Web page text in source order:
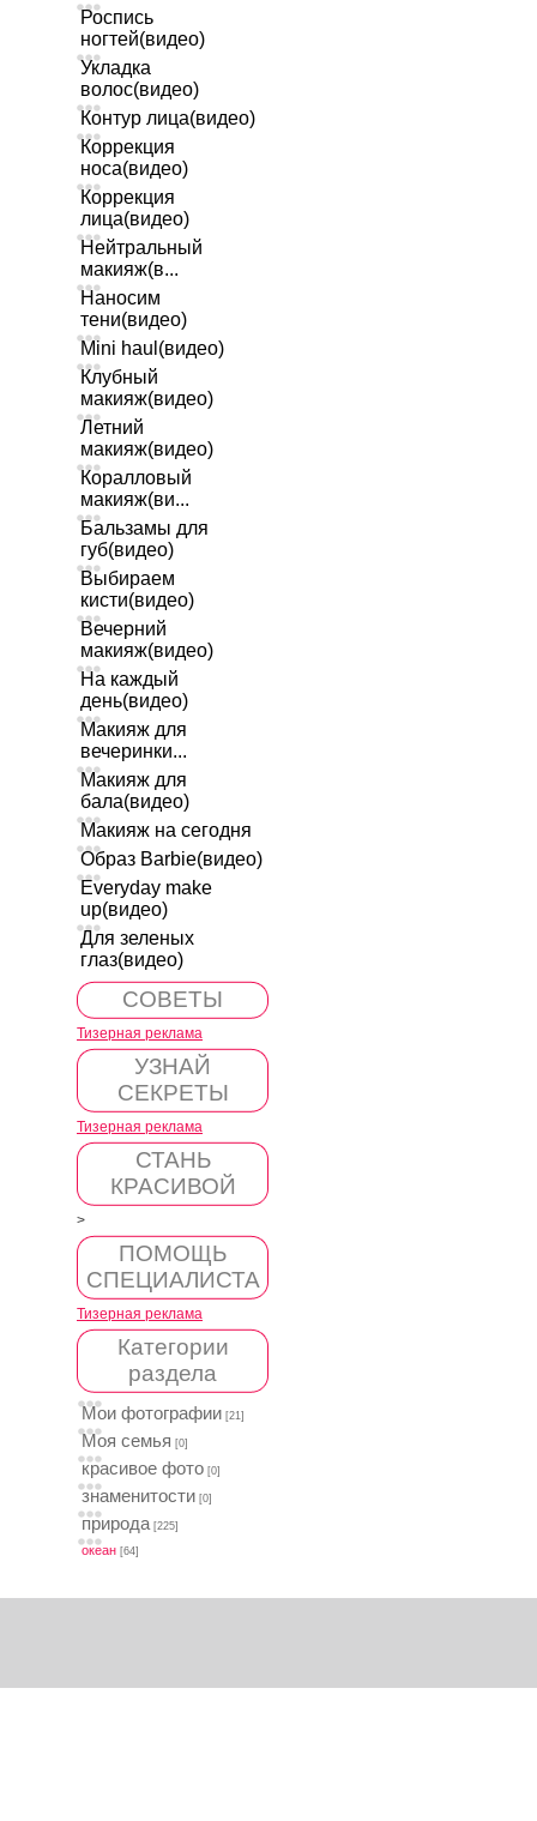
Роспись
ногтей(видео)
Укладка
волос(видео)
Контур лица(видео)
Коррекция
носа(видео)
Коррекция
лица(видео)
Нейтральный
макияж(в...
Наносим
тени(видео)
Mini haul(видео)
Клубный
макияж(видео)
Летний
макияж(видео)
Коралловый
макияж(ви...
Бальзамы для
губ(видео)
Выбираем
кисти(видео)
Вечерний
макияж(видео)
На каждый
день(видео)
Макияж для
вечеринки...
Макияж для
бала(видео)
Макияж на сегодня
Образ Barbie(видео)
Everyday make
up(видео)
Для зеленых
глаз(видео)
СОВЕТЫ
Тизерная реклама
УЗНАЙ
СЕКРЕТЫ
Тизерная реклама
СТАНЬ
КРАСИВОЙ
>
ПОМОЩЬ
СПЕЦИАЛИСТА
Тизерная реклама
Категории
раздела
Мои фотографии [21]
Моя семья [0]
красивое фото [0]
знаменитости [0]
природа [225]
океан [64]